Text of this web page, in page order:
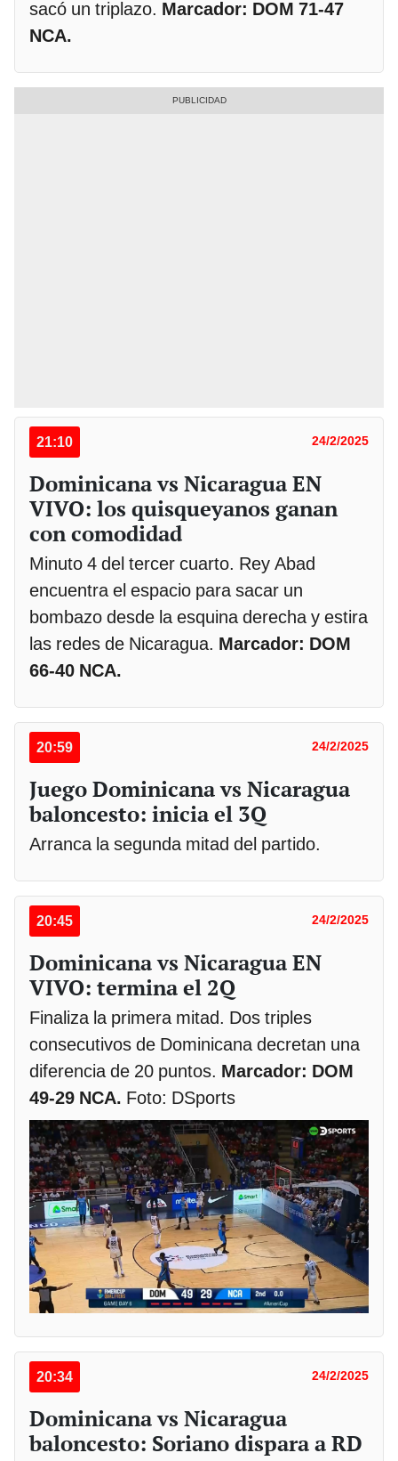
sacó un triplazo. Marcador: DOM 71-47
NCA.
21:10 24/2/2025
Dominicana vs Nicaragua EN
VIVO: los quisqueyanos ganan
con comodidad
Minuto 4 del tercer cuarto. Rey Abad
encuentra el espacio para sacar un
bombazo desde la esquina derecha y estira
las redes de Nicaragua. Marcador: DOM
66-40 NCA.
20:59 24/2/2025
Juego Dominicana vs Nicaragua
baloncesto: inicia el 3Q
Arranca la segunda mitad del partido.
20:45 24/2/2025
Dominicana vs Nicaragua EN
VIVO: termina el 2Q
Finaliza la primera mitad. Dos triples
consecutivos de Dominicana decretan una
diferencia de 20 puntos. Marcador: DOM
49-29 NCA. Foto: DSports
20:34 24/2/2025
Dominicana vs Nicaragua
baloncesto: Soriano dispara a RD